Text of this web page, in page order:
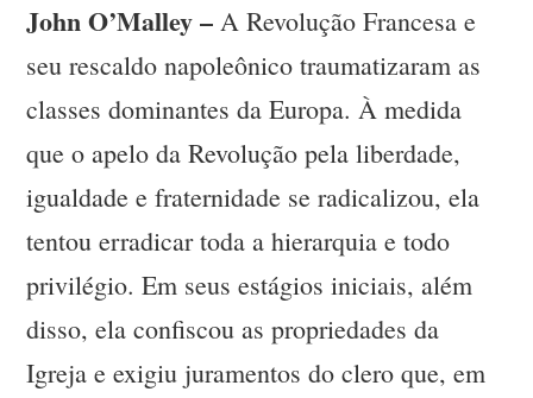
John O’Malley – A Revolução Francesa e
seu rescaldo napoleônico traumatizaram as
classes dominantes da Europa. À medida
que o apelo da Revolução pela liberdade,
igualdade e fraternidade se radicalizou, ela
tentou erradicar toda a hierarquia e todo
privilégio. Em seus estágios iniciais, além
disso, ela confiscou as propriedades da
Igreja e exigiu juramentos do clero que, em